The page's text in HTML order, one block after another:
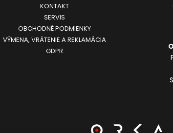
KONTAKT
SERVIS
OBCHODNÉ PODMIENKY
VÝMENA, VRÁTENIE A REKLAMÁCIA
GDPR